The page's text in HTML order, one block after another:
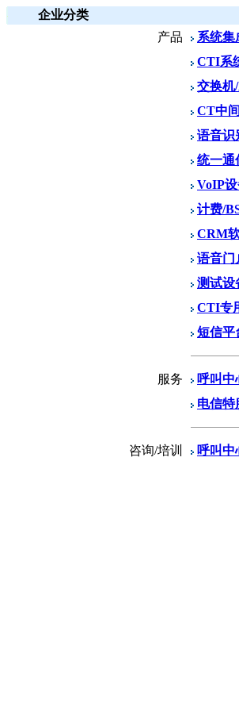
企业分类
产品
系统集
CTI系
交换机
CT中
语音识
统一通
VoIP
计费/
CRM
语音门
测试设
CTI专
短信平
服务 呼叫中
电信特
咨询/培训 呼叫中